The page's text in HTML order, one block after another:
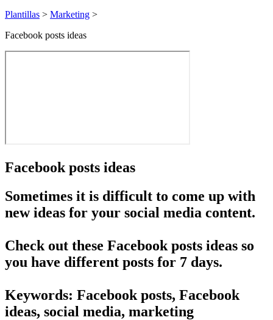
Plantillas > Marketing >
Facebook posts ideas
Facebook posts ideas
Sometimes it is difficult to come up with
new ideas for your social media content.
Check out these Facebook posts ideas so
you have different posts for 7 days.
Keywords: Facebook posts, Facebook
ideas, social media, marketing